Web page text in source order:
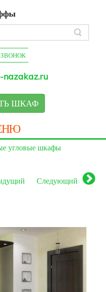
ЗВОНОК
nazakaz.ru
ШКАФ
угловые шкафы
Следующий